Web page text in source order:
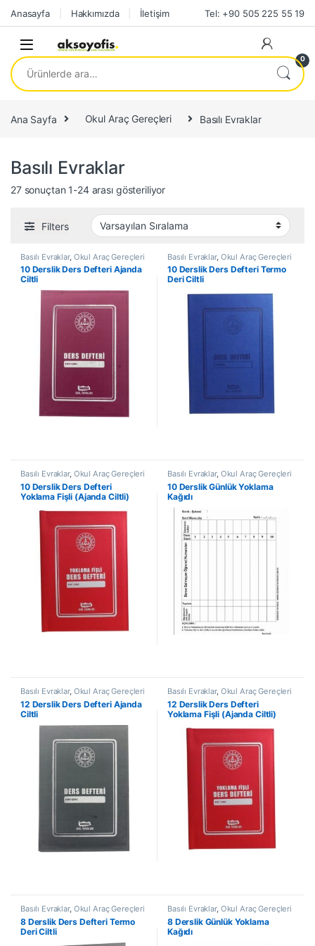
Skip to navigation
Skip to content
Anasayfa Hakkımızda İletişim Tel: +90 505 225 55 19
0
Ara:
Ana Sayfa Okul Araç Gereçleri Basılı Evraklar
Basılı Evraklar
27 sonuçtan 1-24 arası gösteriliyor
Filters
Basılı Evraklar, Okul Araç Gereçleri
10 Derslik Ders Defteri Ajanda
Ciltli
Basılı Evraklar, Okul Araç Gereçleri
10 Derslik Ders Defteri Termo
Deri Ciltli
Basılı Evraklar, Okul Araç Gereçleri
10 Derslik Ders Defteri
Yoklama Fişli (Ajanda Ciltli)
Basılı Evraklar, Okul Araç Gereçleri
10 Derslik Günlük Yoklama
Kağıdı
Basılı Evraklar, Okul Araç Gereçleri
12 Derslik Ders Defteri Ajanda
Ciltli
Basılı Evraklar, Okul Araç Gereçleri
12 Derslik Ders Defteri
Yoklama Fişli (Ajanda Ciltli)
Basılı Evraklar, Okul Araç Gereçleri
8 Derslik Ders Defteri Termo
Deri Ciltli
Basılı Evraklar, Okul Araç Gereçleri
8 Derslik Günlük Yoklama
Kağıdı